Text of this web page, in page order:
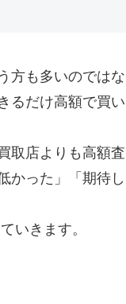
方も多いのではな
るだけ高額で買い
取店よりも高額査
かった」「期待し
いきます。